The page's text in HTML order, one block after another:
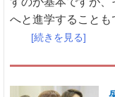
へと進学すること
[続きを見る]